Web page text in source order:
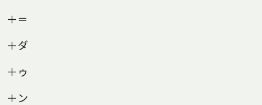
＋＝
＋ダ
＋ゥ
＋ン